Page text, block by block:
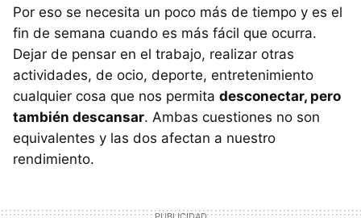
Por eso se necesita un poco más de tiempo y es el
fin de semana cuando es más fácil que ocurra.
Dejar de pensar en el trabajo, realizar otras
actividades, de ocio, deporte, entretenimiento
cualquier cosa que nos permita desconectar, pero
también descansar. Ambas cuestiones no son
equivalentes y las dos afectan a nuestro
rendimiento.